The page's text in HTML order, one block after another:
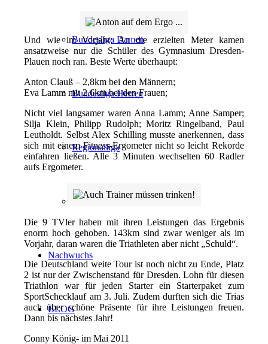
Bundesliga Damen
Bundesliga Herren
Regionalliga
Landesliga
Nachwuchs
BLOG
Und wie im Vorjahr: An die erzielten Meter kamen
ansatzweise nur die Schüler des Gymnasium Dresden-
Plauen noch ran. Beste Werte überhaupt:
Anton Clauß – 2,8km bei den Männern;
Eva Lamm mit 2,6km bei den Frauen;
Nicht viel langsamer waren Anna Lamm; Anne Samper;
Silja Klein, Philipp Rudolph; Moritz Ringelband, Paul
Leutholdt. Selbst Alex Schilling musste anerkennen, dass
sich mit einem Fitness-Ergometer nicht so leicht Rekorde
einfahren ließen. Alle 3 Minuten wechselten 60 Radler
aufs Ergometer.
Die 9 TVler haben mit ihren Leistungen das Ergebnis
enorm hoch gehoben. 143km sind zwar weniger als im
Vorjahr, daran waren die Triathleten aber nicht „Schuld“.
Die Deutschland weite Tour ist noch nicht zu Ende, Platz
2 ist nur der Zwischenstand für Dresden. Lohn für diesen
Triathlon war für jeden Starter ein Starterpaket zum
SportSchecklauf am 3. Juli. Zudem durften sich die Trias
auch über schöne Präsente für ihre Leistungen freuen.
Dann bis nächstes Jahr!
Conny König- im Mai 2011